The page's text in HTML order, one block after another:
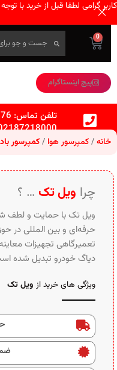
0
پیج اینستاگرام
تلفن تماس:
خانه کمپرسور هوا کمپرسور
چرا ویل تک … ؟
ویل تک با حمایت و لطف
حرفه‌ای و بین‌ المللی در
تعمیرگاهی تجهیزات
دیاگ خودرو تبدیل شده
ویژگی های خرید از ویل تک
کاربر گرامی لطفا قبل از خرید با